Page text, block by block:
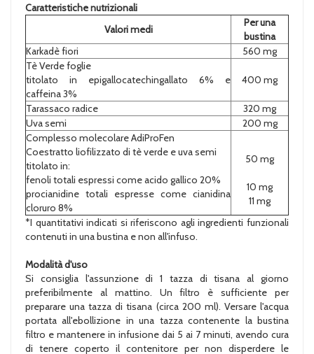
Caratteristiche nutrizionali
Valori medi
Per una
bustina
Karkadè fiori
560 mg
Tè Verde foglie
titolato in epigallocatechingallato 6% e
caffeina 3%
400 mg
Tarassaco radice
320 mg
Uva semi
200 mg
Complesso molecolare AdiProFen
Coestratto liofilizzato di tè verde e uva semi
titolato in:
fenoli totali espressi come acido gallico 20%
procianidine totali espresse come cianidina
cloruro 8%
50 mg
10 mg
11 mg
*I quantitativi indicati si riferiscono agli ingredienti funzionali
contenuti in una bustina e non all'infuso.
Modalità d'uso
Si consiglia l'assunzione di 1 tazza di tisana al giorno
preferibilmente al mattino. Un filtro è sufficiente per
preparare una tazza di tisana (circa 200 ml). Versare l'acqua
portata all'ebollizione in una tazza contenente la bustina
filtro e mantenere in infusione dai 5 ai 7 minuti, avendo cura
di tenere coperto il contenitore per non disperdere le